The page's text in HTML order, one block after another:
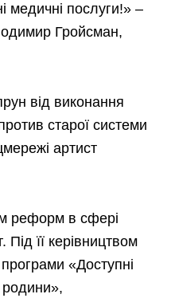
медичні послуги!» –
Гройсман,
від виконання
старої системи
артист
реформ в сфері
її керівництвом
«Доступні
родини»,